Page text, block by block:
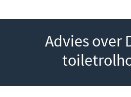
Advies over